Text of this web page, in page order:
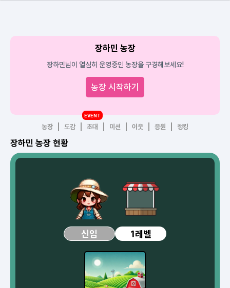
장하민 농장
장하민님이 열심히 운영중인 농장을 구경해보세요!
농장 시작하기
농장 도감 초대
EVENT
미션 이웃 응원 랭킹
장하민 농장 현황
신입 1레벨